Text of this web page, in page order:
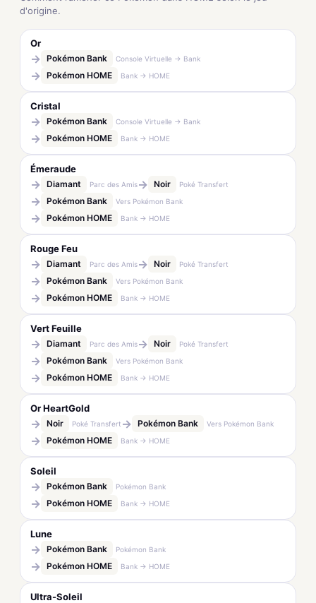
d'origine.
Or
→ Pokémon Bank Console Virtuelle → Bank
→ Pokémon HOME Bank → HOME
Cristal
→ Pokémon Bank Console Virtuelle → Bank
→ Pokémon HOME Bank → HOME
Émeraude
→ Diamant Parc des Amis→ Noir Poké Transfert
→ Pokémon Bank Vers Pokémon Bank
→ Pokémon HOME Bank → HOME
Rouge Feu
→ Diamant Parc des Amis→ Noir Poké Transfert
→ Pokémon Bank Vers Pokémon Bank
→ Pokémon HOME Bank → HOME
Vert Feuille
→ Diamant Parc des Amis→ Noir Poké Transfert
→ Pokémon Bank Vers Pokémon Bank
→ Pokémon HOME Bank → HOME
Or HeartGold
→ Noir Poké Transfert → Pokémon Bank Vers Pokémon Bank
→ Pokémon HOME Bank → HOME
Soleil
→ Pokémon Bank Pokémon Bank
→ Pokémon HOME Bank → HOME
Lune
→ Pokémon Bank Pokémon Bank
→ Pokémon HOME Bank → HOME
Ultra-Soleil